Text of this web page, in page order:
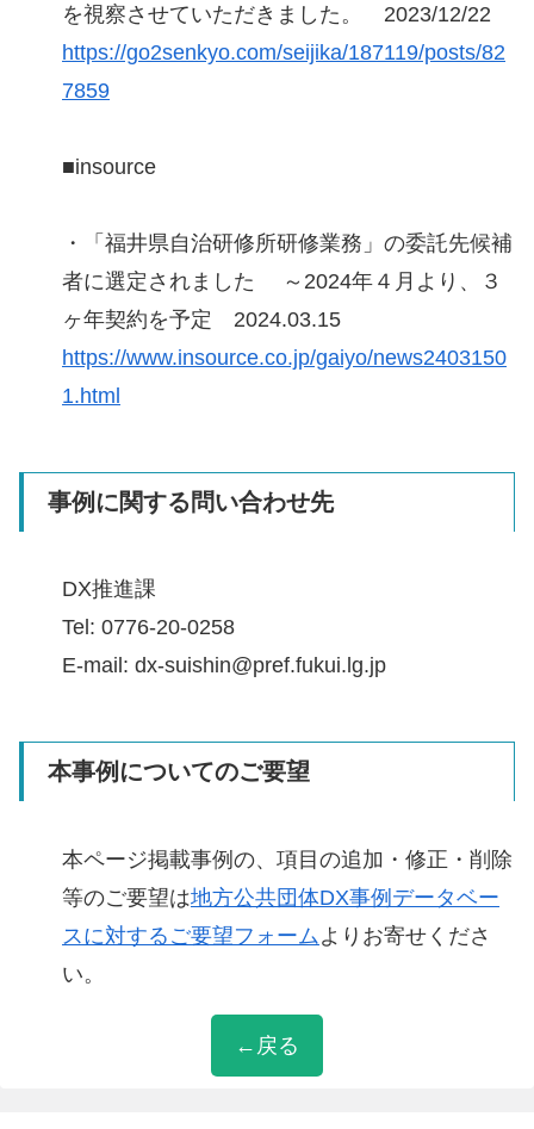
←戻る
を視察させていただきました。 2023/12/22
https://go2senkyo.com/seijika/187119/posts/82
7859
■insource
・「福井県自治研修所研修業務」の委託先候補
者に選定されました ～2024年４月より、３
ヶ年契約を予定 2024.03.15
https://www.insource.co.jp/gaiyo/news2403150
1.html
事例に関する問い合わせ先
DX推進課
Tel: 0776-20-0258
E-mail: dx-suishin@pref.fukui.lg.jp
本事例についてのご要望
本ページ掲載事例の、項目の追加・修正・削除
等のご要望は地方公共団体DX事例データベー
スに対するご要望フォーム よりお寄せくださ
い。